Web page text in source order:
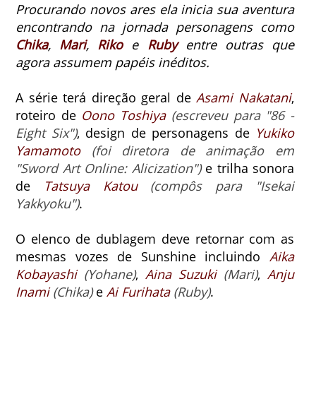
Procurando novos ares ela inicia sua aventura
encontrando na jornada personagens como
Chika, Mari, Rikoe Rubyentre outras que
agora assumem papéis inéditos.
A série terá direção geral deAsami Nakatani,
roteiro de Oono Toshiya (escreveu para "86 -
Eight Six"), design de personagens de Yukiko
Yamamoto
(foi diretora de animação em
"Sword Art Online: Alicization")e trilha sonora
de
Tatsuya Katou
(compôs para "Isekai
Yakkyoku").
O elenco de dublagem deve retornar com as
mesmas vozes de Sunshine incluindoAika
Kobayashi(Yohane),Aina Suzuki (Mari),Anju
Inami(Chika)e Ai Furihata(Ruby).